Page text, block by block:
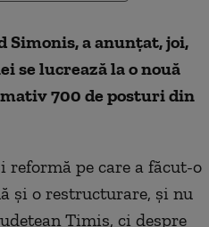
a anunţat, joi,
se lucrează la o nouă
700 de posturi din
reformă pe care a făcut-o
şi o restructurare, şi nu
Timiş, ci despre